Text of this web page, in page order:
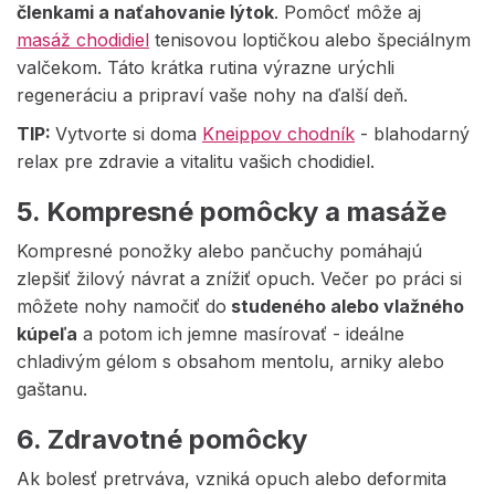
členkami a naťahovanie lýtok. Pomôcť môže aj
masáž chodidiel tenisovou loptičkou alebo špeciálnym
valčekom. Táto krátka rutina výrazne urýchli
regeneráciu a pripraví vaše nohy na ďalší deň.
TIP: Vytvorte si doma Kneippov chodník - blahodarný
relax pre zdravie a vitalitu vašich chodidiel.
5. Kompresné pomôcky a masáže
Kompresné ponožky alebo pančuchy pomáhajú
zlepšiť žilový návrat a znížiť opuch. Večer po práci si
môžete nohy namočiť do studeného alebo vlažného
kúpeľa a potom ich jemne masírovať - ideálne
chladivým gélom s obsahom mentolu, arniky alebo
gaštanu.
6. Zdravotné pomôcky
Ak bolesť pretrváva, vzniká opuch alebo deformita